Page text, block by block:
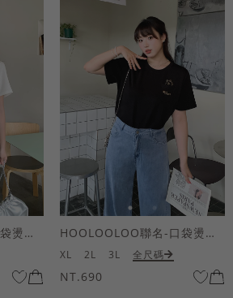
HOOLOOLOO聯名-口袋燙金KUKU熊短袖上衣 HOOLOOLOO聯名-口袋燙金KUKU熊短袖上衣
XL 2L 3L 全尺碼
NT.690